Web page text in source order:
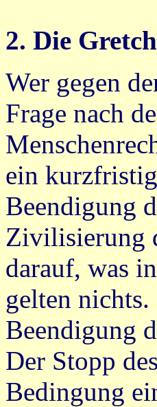
2. Die
Wer gegen
Frage nach
ein
Beendigung
Zivilisierung
darauf, was
gelten
Beendigung
Der Stopp
Bedingung